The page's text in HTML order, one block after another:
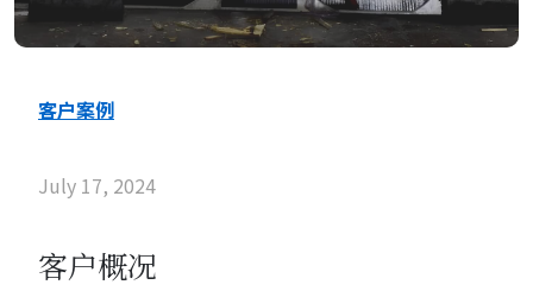
客户案例
July 17, 2024
客户概况